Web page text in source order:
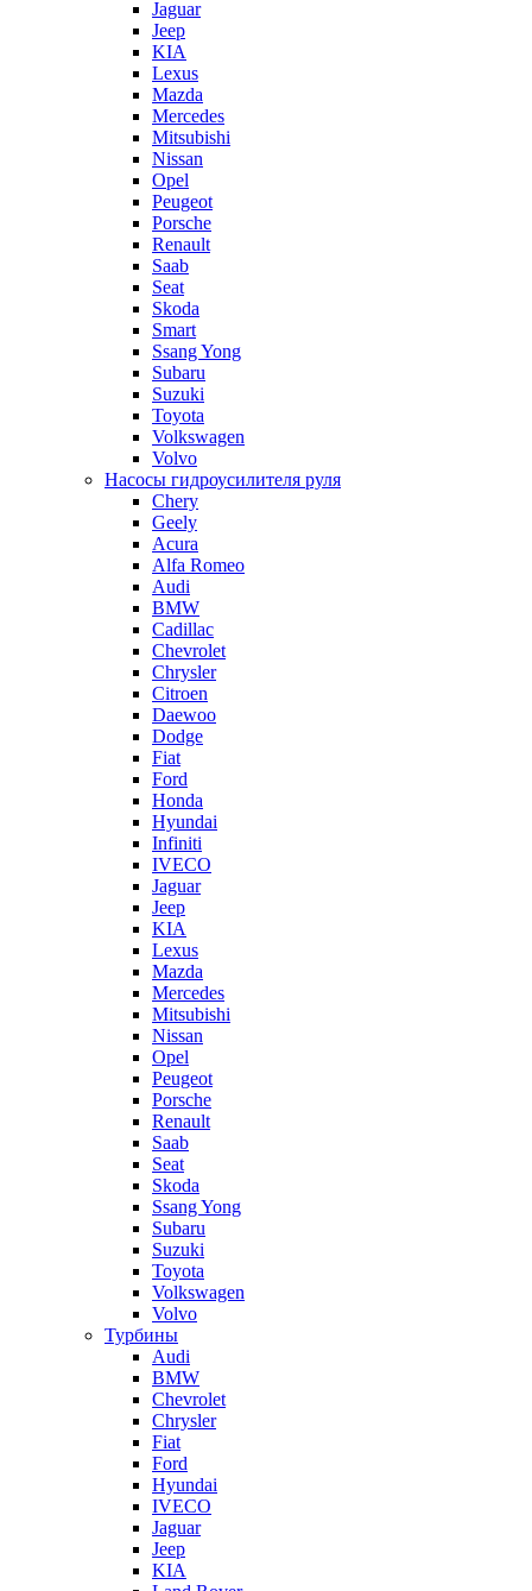
Jaguar
Jeep
KIA
Lexus
Mazda
Mercedes
Mitsubishi
Nissan
Opel
Peugeot
Porsche
Renault
Saab
Seat
Skoda
Smart
Ssang Yong
Subaru
Suzuki
Toyota
Volkswagen
Volvo
Насосы гидроусилителя руля
Chery
Geely
Acura
Alfa Romeo
Audi
BMW
Cadillac
Chevrolet
Chrysler
Citroen
Daewoo
Dodge
Fiat
Ford
Honda
Hyundai
Infiniti
IVECO
Jaguar
Jeep
KIA
Lexus
Mazda
Mercedes
Mitsubishi
Nissan
Opel
Peugeot
Porsche
Renault
Saab
Seat
Skoda
Ssang Yong
Subaru
Suzuki
Toyota
Volkswagen
Volvo
Турбины
Audi
BMW
Chevrolet
Chrysler
Fiat
Ford
Hyundai
IVECO
Jaguar
Jeep
KIA